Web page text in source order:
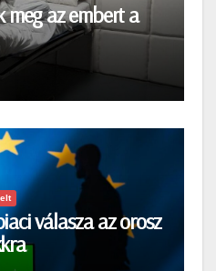
az embert a
válasza az orosz